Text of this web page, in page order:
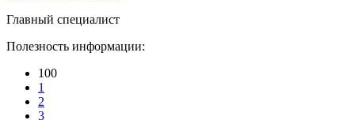
Главный специалист
Полезность информации:
100
1
2
3